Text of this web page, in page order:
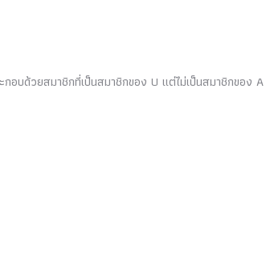
วยสมาชิกที่เป็นสมาชิกของ U แต่ไม่เป็นสมาชิกของ A